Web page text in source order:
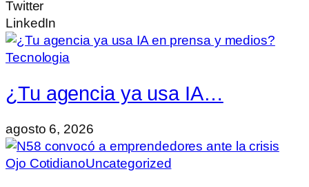
Twitter
LinkedIn
Tecnologia
¿Tu agencia ya usa IA…
agosto 6, 2026
Ojo CotidianoUncategorized